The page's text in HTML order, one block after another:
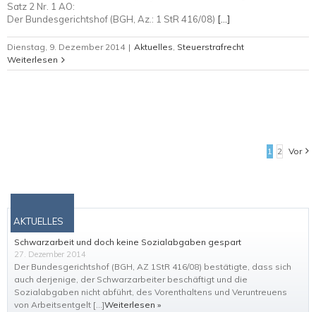
Satz 2 Nr. 1 AO:
Der Bundesgerichtshof (BGH, Az.: 1 StR 416/08) […]
Dienstag, 9. Dezember 2014 | Aktuelles, Steuerstrafrecht
Weiterlesen
1 2 Vor
AKTUELLES
Schwarzarbeit und doch keine Sozialabgaben gespart
27. Dezember 2014
Der Bundesgerichtshof (BGH, AZ 1StR 416/08) bestätigte, dass sich
auch derjenige, der Schwarzarbeiter beschäftigt und die
Sozialabgaben nicht abführt, des Vorenthaltens und Veruntreuens
von Arbeitsentgelt […]Weiterlesen »